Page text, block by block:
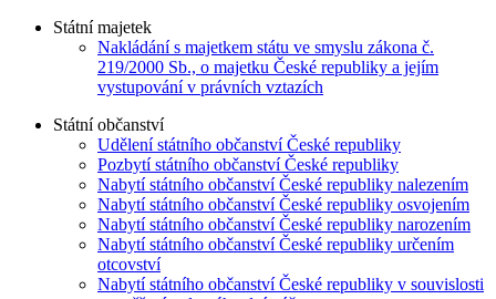
Státní majetek
Nakládání s majetkem státu ve smyslu zákona č.
219/2000 Sb., o majetku České republiky a jejím
vystupování v právních vztazích
Státní občanství
Udělení státního občanství České republiky
Pozbytí státního občanství České republiky
Nabytí státního občanství České republiky nalezením
Nabytí státního občanství České republiky osvojením
Nabytí státního občanství České republiky narozením
Nabytí státního občanství České republiky určením
otcovství
Nabytí státního občanství České republiky v souvislosti